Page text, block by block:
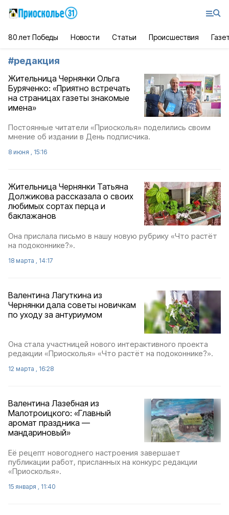
80 лет Победы Новости Статьи Происшествия
#редакция
Жительница Чернянки Ольга
Буряченко: «Приятно встречать
на страницах газеты знакомые
имена»
Постоянные читатели «Приосколья» поделились своим
мнение об издании в День подписчика.
8 июня , 15:16
Жительница Чернянки Татьяна
Должикова рассказала о своих
любимых сортах перца и
баклажанов
Она прислала письмо в нашу новую рубрику «Что растёт
на подоконнике?».
18 марта , 14:17
Валентина Лагуткина из
Чернянки дала советы новичкам
по уходу за антуриумом
Она стала участницей нового интерактивного проекта
редакции «Приосколья» «Что растёт на подоконнике?».
12 марта , 16:28
Валентина Лазебная из
Малотроицкого: «Главный
аромат праздника —
мандариновый»
Её рецепт новогоднего настроения завершает
публикации работ, присланных на конкурс редакции
«Приосколья».
15 января , 11:40